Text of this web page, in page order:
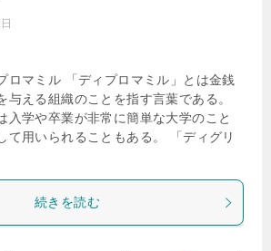
ロマミル 「ディプロマミル」とは金銭
与える組織のことを指す言葉である。
入学や卒業が非常に簡単な大学のこと
て用いられることもある。 「ディグリ
続きを読む